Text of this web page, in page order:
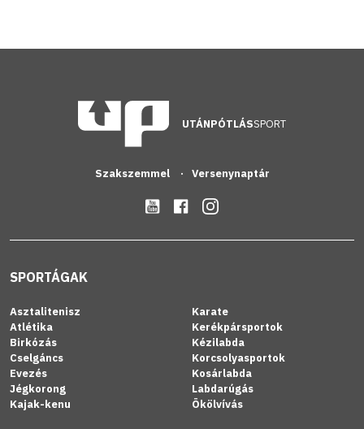
UTÁNPÓTLÁSSPORT
Szakszemmel Versenynaptár
SPORTÁGAK
Asztalitenisz
Atlétika
Birkózás
Cselgáncs
Evezés
Jégkorong
Kajak-kenu
Karate
Kerékpársportok
Kézilabda
Korcsolyasportok
Kosárlabda
Labdarúgás
Ökölvívás